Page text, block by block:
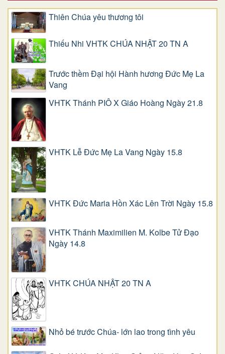
Thiên Chúa yêu thương tôi
Thiếu Nhi VHTK CHÚA NHẬT 20 TN A
Trước thềm Đại hội Hành hương Đức Mẹ La
Vang
VHTK Thánh PIÔ X Giáo Hoàng Ngày 21.8
VHTK Lễ Đức Mẹ La Vang Ngày 15.8
VHTK Đức Maria Hồn Xác Lên Trời Ngày 15.8
VHTK Thánh Maximilien M. Kolbe Tử Đạo
Ngày 14.8
VHTK CHÚA NHẬT 20 TN A
Nhỏ bé trước Chúa- lớn lao trong tình yêu